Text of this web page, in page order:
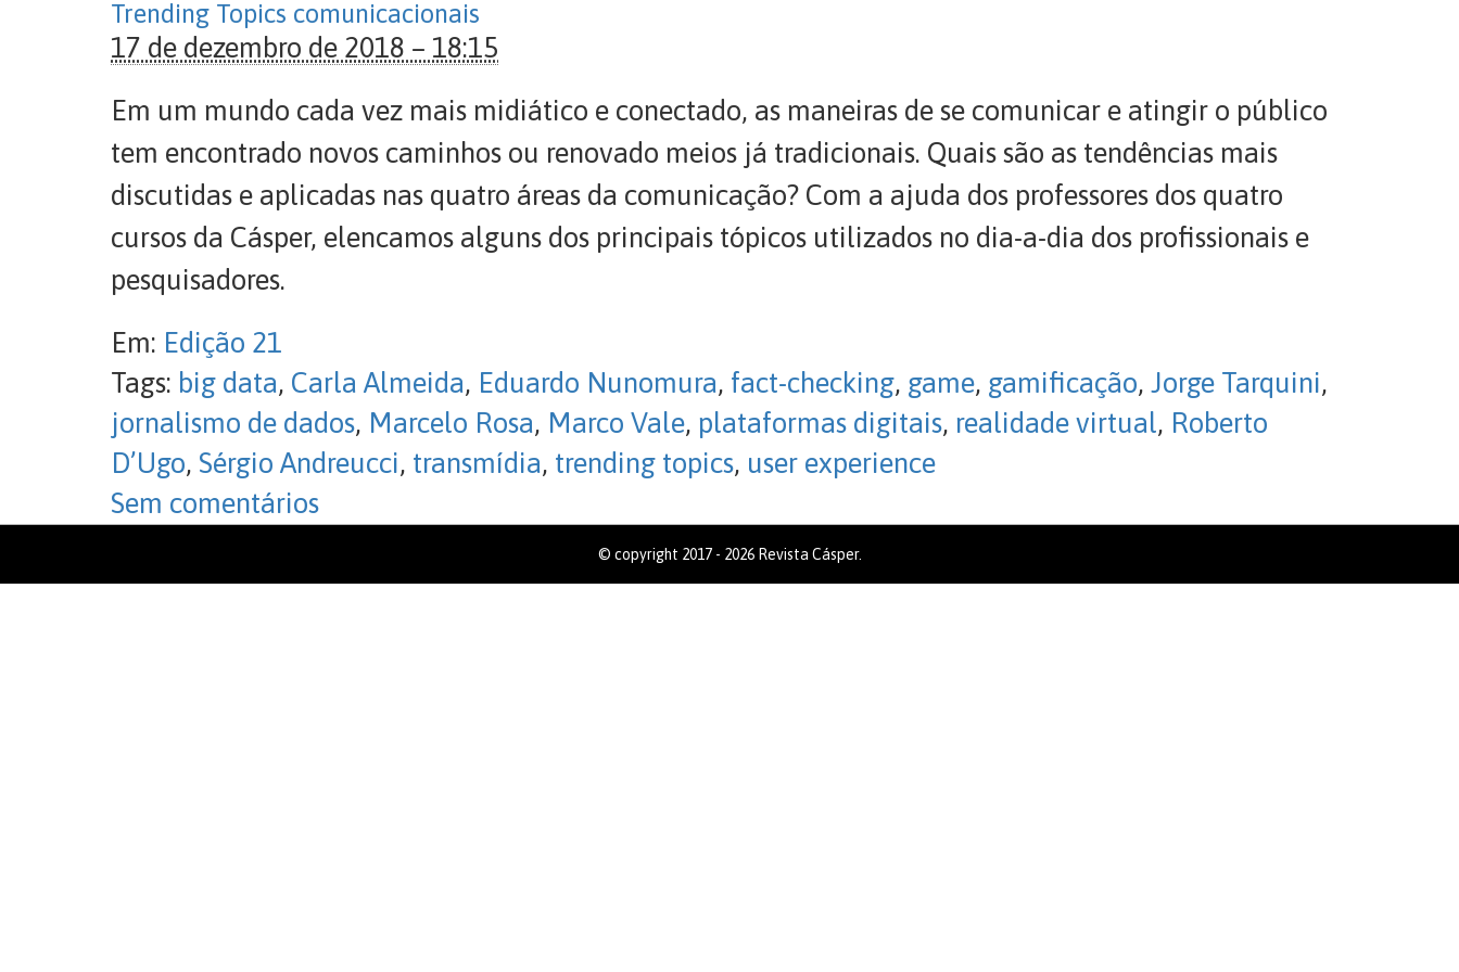
Trending Topics comunicacionais
17 de dezembro de 2018 – 18:15
Em um mundo cada vez mais midiático e conectado, as maneiras de se comunicar e atingir o público
tem encontrado novos caminhos ou renovado meios já tradicionais. Quais são as tendências mais
discutidas e aplicadas nas quatro áreas da comunicação? Com a ajuda dos professores dos quatro
cursos da Cásper, elencamos alguns dos principais tópicos utilizados no dia-a-dia dos profissionais e
pesquisadores.
Em: Edição 21
Tags: big data, Carla Almeida, Eduardo Nunomura, fact-checking, game, gamificação, Jorge Tarquini,
jornalismo de dados, Marcelo Rosa, Marco Vale, plataformas digitais, realidade virtual, Roberto
D’Ugo, Sérgio Andreucci, transmídia, trending topics, user experience
Sem comentários
© copyright 2017 - 2026 Revista Cásper.